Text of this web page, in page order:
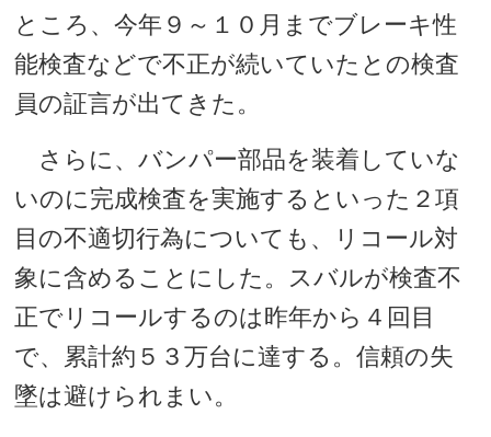
ところ、今年９～１０月までブレーキ性
能検査などで不正が続いていたとの検査
員の証言が出てきた。
さらに、バンパー部品を装着していな
いのに完成検査を実施するといった２項
目の不適切行為についても、リコール対
象に含めることにした。スバルが検査不
正でリコールするのは昨年から４回目
で、累計約５３万台に達する。信頼の失
墜は避けられまい。